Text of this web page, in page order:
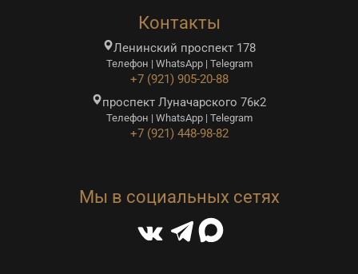
Контакты
Ленинский проспект 178
Телефон | WhatsApp | Telegram
+7 (921) 905-20-88
проспект Луначарского 76к2
Телефон | WhatsApp | Telegram
+7 (921) 448-98-82
Мы в социальных сетях